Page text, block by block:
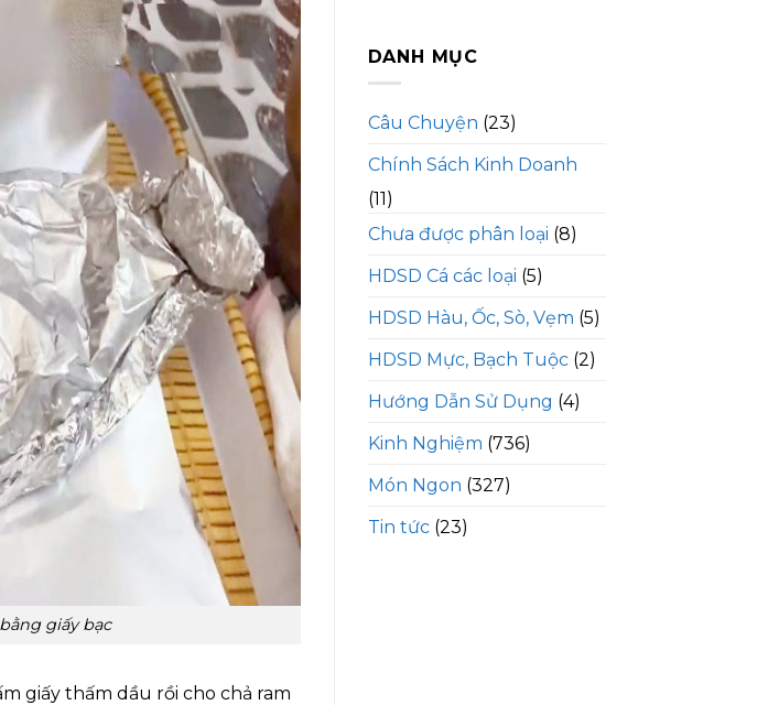
giấy bạc
giấy thấm dầu rồi cho chả ram
DANH MỤC
Câu Chuyện (23)
Chính Sách Kinh Doanh
(11)
Chưa được phân loại (8)
HDSD Cá các loại (5)
HDSD Hàu, Ốc, Sò, Vẹm (5)
HDSD Mực, Bạch Tuộc(2)
Hướng Dẫn Sử Dụng (4)
Kinh Nghiệm (736)
Món Ngon (327)
Tin tức(23)